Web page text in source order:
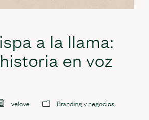
a la llama:
en voz
velove Branding y negocios